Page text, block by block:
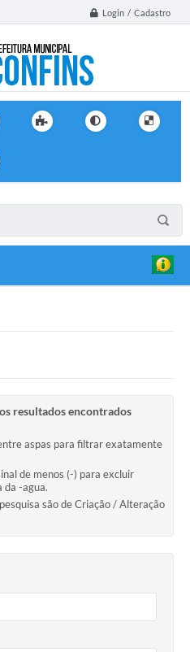
Login / Cadastro
resultados encontrados
aspas para filtrar exatamente
de menos (-) para excluir
da -agua.
são de Criação / Alteração